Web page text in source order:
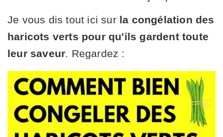
Je vous dis tout ici surla congélation des
haricots verts pour qu'ils gardent toute
leur saveur . Regardez :